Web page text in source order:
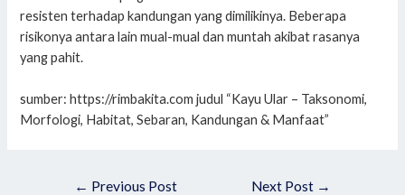
resisten terhadap kandungan yang dimilikinya. Beberapa
risikonya antara lain mual-mual dan muntah akibat rasanya
yang pahit.
sumber:https://rimbakita.com judul “Kayu Ular – Taksonomi,
Morfologi, Habitat, Sebaran, Kandungan & Manfaat”
← Previous Post Next Post →